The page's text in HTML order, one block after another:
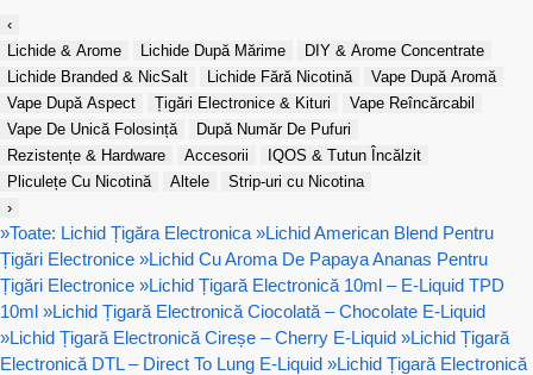
‹
Lichide & Arome
Lichide După Mărime
DIY & Arome Concentrate
Lichide Branded & NicSalt
Lichide Fără Nicotină
Vape După Aromă
Vape După Aspect
Țigări Electronice & Kituri
Vape Reîncărcabil
Vape De Unică Folosință
După Număr De Pufuri
Rezistențe & Hardware
Accesorii
IQOS & Tutun Încălzit
Pliculețe Cu Nicotină
Altele
Strip-uri cu Nicotina
›
»Toate: Lichid Țigăra Electronica »Lichid American Blend Pentru
Țigări Electronice »Lichid Cu Aroma De Papaya Ananas Pentru
Țigări Electronice »Lichid Țigară Electronică 10ml – E-Liquid TPD
10ml »Lichid Țigară Electronică Ciocolată – Chocolate E-Liquid
»Lichid Țigară Electronică Cireșe – Cherry E-Liquid »Lichid Țigară
Electronică DTL – Direct To Lung E-Liquid »Lichid Țigară Electronică